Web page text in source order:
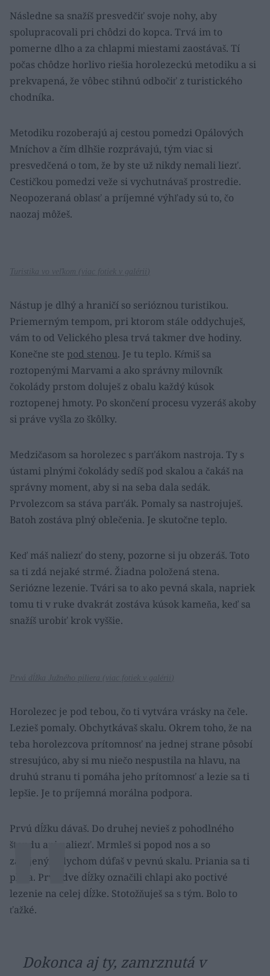
Následne sa snažíš presvedčiť svoje nohy, aby
spolupracovali pri chôdzi do kopca. Trvá im to
pomerne dlho a za chlapmi miestami zaostávaš. Tí
počas chôdze horlivo riešia horolezeckú metodiku a si
prekvapená, že vôbec stihnú odbočiť z turistického
chodníka.
Metodiku rozoberajú aj cestou pomedzi Opálových
Mníchov a čím dlhšie rozprávajú, tým viac si
presvedčená o tom, že by ste už nikdy nemali liezť.
Cestičkou pomedzi veže si vychutnávaš prostredie.
Neopozeraná oblasť a príjemné výhľady sú to, čo
naozaj môžeš.
Turistika vo veľkom ( viac fotiek v galérii )
Nástup je dlhý a hraničí so serióznou turistikou.
Priemerným tempom, pri ktorom stále oddychuješ,
vám to od Velického plesa trvá takmer dve hodiny.
Konečne ste pod stenou. Je tu teplo. Kŕmiš sa
roztopenými Marvami a ako správny milovník
čokolády prstom doluješ z obalu každý kúsok
roztopenej hmoty. Po skončení procesu vyzeráš akoby
si práve vyšla zo škôlky.
Medzičasom sa horolezec s parťákom nastroja. Ty s
ústami plnými čokolády sedíš pod skalou a čakáš na
správny moment, aby si na seba dala sedák.
Prvolezcom sa stáva parťák. Pomaly sa nastrojuješ.
Batoh zostáva plný oblečenia. Je skutočne teplo.
Keď máš naliezť do steny, pozorne si ju obzeráš. Toto
sa ti zdá nejaké strmé. Žiadna položená stena.
Seriózne lezenie. Tvári sa to ako pevná skala, napriek
tomu ti v ruke dvakrát zostáva kúsok kameňa, keď sa
snažíš urobiť krok vyššie.
Prvá dĺžka Južného piliera ( viac fotiek v galérii )
Horolezec je pod tebou, čo ti vytvára vrásky na čele.
Lezieš pomaly. Obchytkávaš skalu. Okrem toho, že na
teba horolezcova prítomnosť na jednej strane pôsobí
stresujúco, aby si mu niečo nespustila na hlavu, na
druhú stranu ti pomáha jeho prítomnosť a lezie sa ti
lepšie. Je to príjemná morálna podpora.
Prvú dĺžku dávaš. Do druhej nevieš z pohodlného
štandu ani naliezť. Mrmleš si popod nos a so
zatajeným dychom dúfaš v pevnú skalu. Priania sa ti
plnia. Prvé dve dĺžky označili chlapi ako poctivé
lezenie na celej dĺžke. Stotožňuješ sa s tým. Bolo to
ťažké.
Dokonca aj ty, zamrznutá v